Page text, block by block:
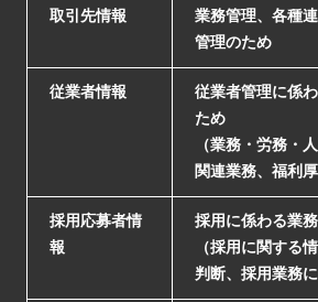
取引先情報
業務管理、各種
管理のため
従業者情報
従業者管理に係
ため
（業務・労務・
関連業務、福利
採用応募者情
報
採用に係わる業
（採用に関する
判断、採用業務